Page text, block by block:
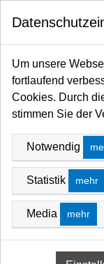
Startseite
LED
ARRI Orbiter /
ARRI
FILTERN NACH
Um unsere
fortlaufend
Cookies. Durch
stimmen Sie der
Notwendig
Statistik mehr
Media mehr